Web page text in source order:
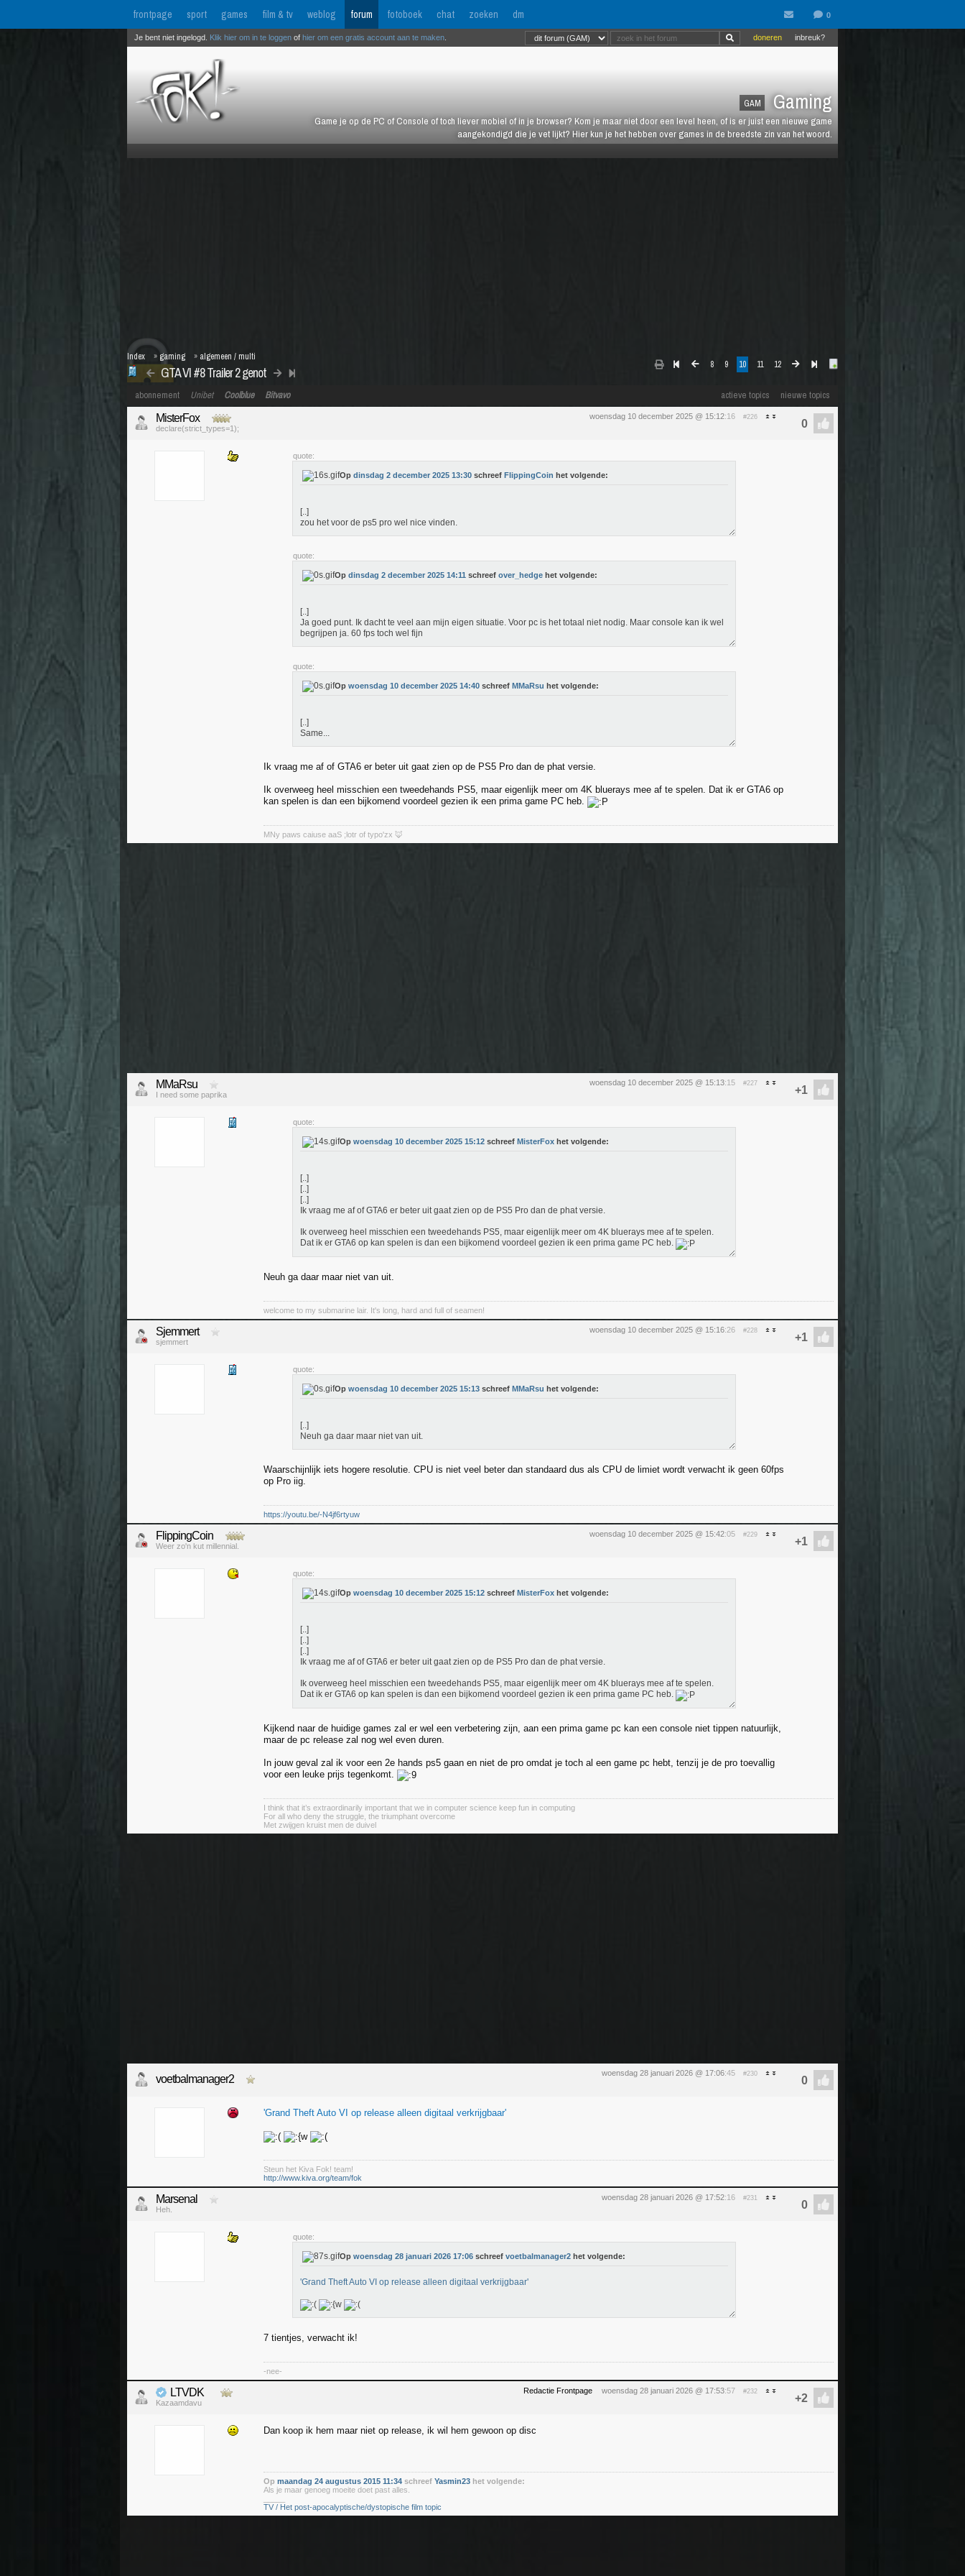
frontpage sport games film & tv weblog forum fotoboek chat zoeken dm
GAM Gaming
Game je op de PC of Console of toch liever mobiel of in je browser? Kom je maar niet door een level heen, of is er juist een nieuwe game
aangekondigd die je vet lijkt? Hier kun je het hebben over games in de breedste zin van het woord.
inbreuk?
doneren
Je bent niet ingelogd. Klik hier om in te loggen of hier om een gratis account aan te maken
8 9 10 11 12
GTA VI #8 Trailer 2 genot
Index » gaming » algemeen / multi
actieve topics nieuwe topics
abonnement Unibet Coolblue Bitvavo
woensdag 10 december 2025 @ 15:12:16 #226
MisterFox
declare(strict_types=1);
quote:
Op dinsdag 2 december 2025 13:30 schreef FlippingCoin het volgende:
[..]
zou het voor de ps5 pro wel nice vinden.
quote:
Op dinsdag 2 december 2025 14:11 schreef over_hedge het volgende:
[..]
Ja goed punt. Ik dacht te veel aan mijn eigen situatie. Voor pc is het totaal niet nodig. Maar console kan ik wel
begrijpen ja. 60 fps toch wel fijn
quote:
Op woensdag 10 december 2025 14:40 schreef MMaRsu het volgende:
[..]
Same...
Ik vraag me af of GTA6 er beter uit gaat zien op de PS5 Pro dan de phat versie.
Ik overweeg heel misschien een tweedehands PS5, maar eigenlijk meer om 4K bluerays mee af te spelen. Dat ik er GTA6 op
kan spelen is dan een bijkomend voordeel gezien ik een prima game PC heb.
MNy paws caiuse aaS ;lotr of typo'zx 🦊
woensdag 10 december 2025 @ 15:13:15 #227
MMaRsu
I need some paprika
quote:
Op woensdag 10 december 2025 15:12 schreef MisterFox het volgende:
[..]
[..]
[..]
Ik vraag me af of GTA6 er beter uit gaat zien op de PS5 Pro dan de phat versie.
Ik overweeg heel misschien een tweedehands PS5, maar eigenlijk meer om 4K bluerays mee af te spelen.
Dat ik er GTA6 op kan spelen is dan een bijkomend voordeel gezien ik een prima game PC heb.
Neuh ga daar maar niet van uit.
welcome to my submarine lair. It's long, hard and full of seamen!
woensdag 10 december 2025 @ 15:16:26 #228
Sjemmert
sjemmert
quote:
Op woensdag 10 december 2025 15:13 schreef MMaRsu het volgende:
[..]
Neuh ga daar maar niet van uit.
Waarschijnlijk iets hogere resolutie. CPU is niet veel beter dan standaard dus als CPU de limiet wordt verwacht ik geen 60fps
op Pro iig.
https://youtu.be/-N4jf6rtyuw
woensdag 10 december 2025 @ 15:42:05 #229
FlippingCoin
Weer zo'n kut millennial.
quote:
Op woensdag 10 december 2025 15:12 schreef MisterFox het volgende:
[..]
[..]
[..]
Ik vraag me af of GTA6 er beter uit gaat zien op de PS5 Pro dan de phat versie.
Ik overweeg heel misschien een tweedehands PS5, maar eigenlijk meer om 4K bluerays mee af te spelen.
Dat ik er GTA6 op kan spelen is dan een bijkomend voordeel gezien ik een prima game PC heb.
Kijkend naar de huidige games zal er wel een verbetering zijn, aan een prima game pc kan een console niet tippen natuurlijk,
maar de pc release zal nog wel even duren.
In jouw geval zal ik voor een 2e hands ps5 gaan en niet de pro omdat je toch al een game pc hebt, tenzij je de pro toevallig
voor een leuke prijs tegenkomt.
I think that it’s extraordinarily important that we in computer science keep fun in computing
For all who deny the struggle, the triumphant overcome
Met zwijgen kruist men de duivel
woensdag 28 januari 2026 @ 17:06:45 #230
voetbalmanager2
'Grand Theft Auto VI op release alleen digitaal verkrijgbaar'
Steun het Kiva Fok! team!
http://www.kiva.org/team/fok
woensdag 28 januari 2026 @ 17:52:16 #231
Marsenal
Heh.
quote:
Op woensdag 28 januari 2026 17:06 schreef voetbalmanager2 het volgende:
'Grand Theft Auto VI op release alleen digitaal verkrijgbaar'
7 tientjes, verwacht ik!
-nee-
Redactie Frontpage woensdag 28 januari 2026 @ 17:53:57 #232
LTVDK
Kazaamdavu
Dan koop ik hem maar niet op release, ik wil hem gewoon op disc
Op maandag 24 augustus 2015 11:34 schreef Yasmin23 het volgende:
Als je maar genoeg moeite doet past alles.
TV / Het post-apocalyptische/dystopische film topic